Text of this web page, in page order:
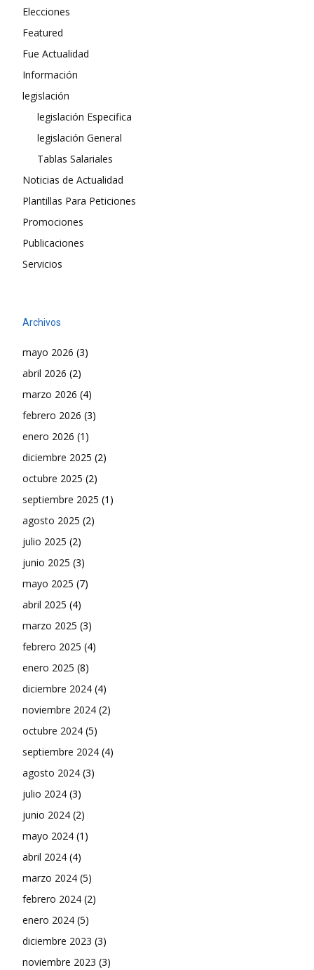
Elecciones
Featured
Fue Actualidad
Información
legislación
legislación Especifica
legislación General
Tablas Salariales
Noticias de Actualidad
Plantillas Para Peticiones
Promociones
Publicaciones
Servicios
Archivos
mayo 2026 (3)
abril 2026 (2)
marzo 2026 (4)
febrero 2026 (3)
enero 2026 (1)
diciembre 2025 (2)
octubre 2025 (2)
septiembre 2025 (1)
agosto 2025 (2)
julio 2025 (2)
junio 2025 (3)
mayo 2025 (7)
abril 2025 (4)
marzo 2025 (3)
febrero 2025 (4)
enero 2025 (8)
diciembre 2024 (4)
noviembre 2024 (2)
octubre 2024 (5)
septiembre 2024 (4)
agosto 2024 (3)
julio 2024 (3)
junio 2024 (2)
mayo 2024 (1)
abril 2024 (4)
marzo 2024 (5)
febrero 2024 (2)
enero 2024 (5)
diciembre 2023 (3)
noviembre 2023 (3)